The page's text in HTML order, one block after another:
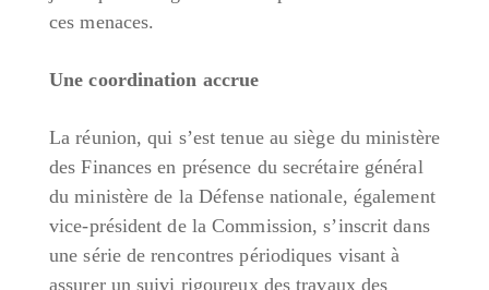
ces menaces.
Une coordination accrue
La réunion, qui s’est tenue au siège du ministère
des Finances en présence du secrétaire général
du ministère de la Défense nationale, également
vice-président de la Commission, s’inscrit dans
une série de rencontres périodiques visant à
assurer un suivi rigoureux des travaux des